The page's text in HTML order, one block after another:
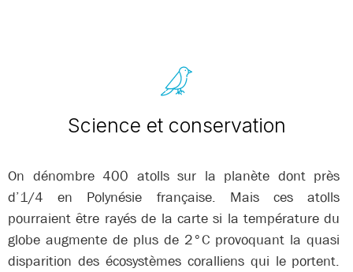
Science et conservation
On dénombre 400 atolls sur la planète dont près
d’1/4 en Polynésie française. Mais ces atolls
pourraient être rayés de la carte si la température du
globe augmente de plus de 2°C provoquant la quasi
disparition des écosystèmes coralliens qui le portent.